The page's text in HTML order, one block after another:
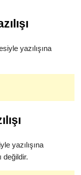
yazılışına
yazılışına
değildir.